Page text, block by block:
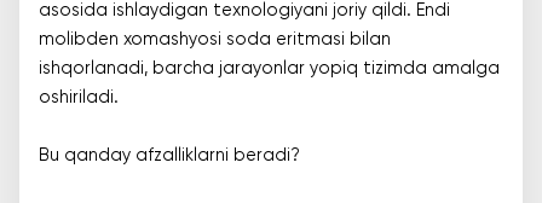
asosida ishlaydigan texnologiyani joriy qildi. Endi
molibden xomashyosi soda eritmasi bilan
ishqorlanadi, barcha jarayonlar yopiq tizimda amalga
oshiriladi.
Bu qanday afzalliklarni beradi?